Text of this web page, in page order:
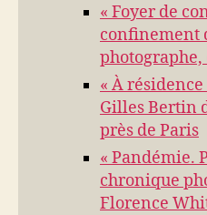
« Foyer de
confinement
« À
Gilles Bertin
près de Paris
« Pandémie.
chronique
Florence